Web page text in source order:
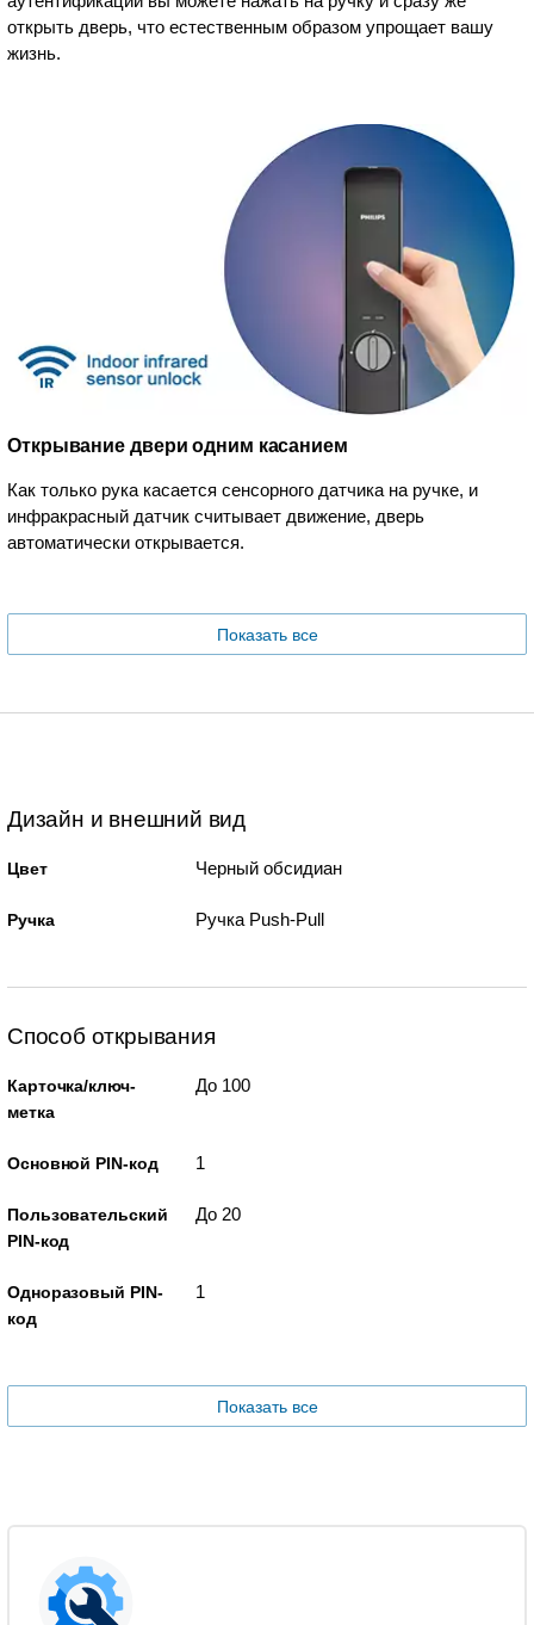
открыть дверь, что естественным образом упрощает вашу
жизнь.
Открывание двери одним касанием
Как только рука касается сенсорного датчика на ручке, и
инфракрасный датчик считывает движение, дверь
автоматически открывается.
Показать все
Дизайн и внешний вид
Цвет Черный обсидиан
Ручка Ручка Push-Pull
Способ открывания
Карточка/ключ-
метка
До 100
Основной PIN-код 1
Пользовательский
PIN-код
До 20
Одноразовый PIN-
код
1
Показать все